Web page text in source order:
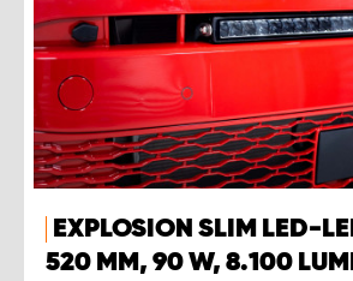
EXPLOSION SLIM LED-
520 MM, 90 W, 8.100